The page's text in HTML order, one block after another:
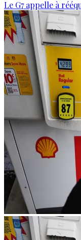
Le G7 appelle à